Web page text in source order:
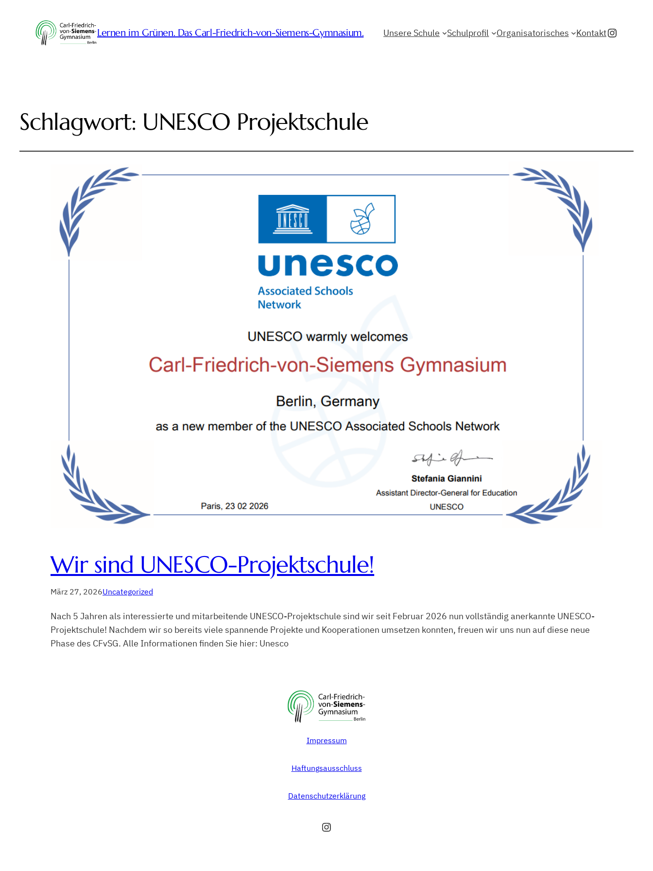
Lernen im Grünen. Das Carl-Friedrich-von-Siemens-Gymnasium. Unsere Schule Schulprofil Organisatorisches Kontakt
Schlagwort: UNESCO Projektschule
Wir sind UNESCO-Projektschule!
März 27, 2026Uncategorized
Nach 5 Jahren als interessierte und mitarbeitende UNESCO-Projektschule sind wir seit Februar 2026 nun vollständig anerkannte UNESCO-
Projektschule! Nachdem wir so bereits viele spannende Projekte und Kooperationen umsetzen konnten, freuen wir uns nun auf diese neue
Phase des CFvSG. Alle Informationen finden Sie hier: Unesco
Impressum
Haftungsausschluss
Datenschutzerklärung
Instagram